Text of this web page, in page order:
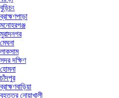
বুড়িচং
ব্রাহ্মণপাড়া
মনোহরগঞ্জ
মুরাদনগর
মেঘনা
লাকসাম
সদর দক্ষিণ
হোমনা
চাঁদপুর
ব্রাহ্মণবাড়িয়া
বৃহত্তর নোয়াখালী